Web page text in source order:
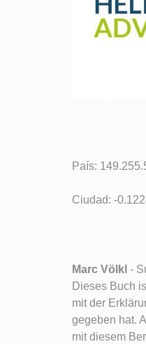
País:
Ciudad: -
Marc Völkl -
Dieses Buch
mit der
gegeben hat.
mit diesem